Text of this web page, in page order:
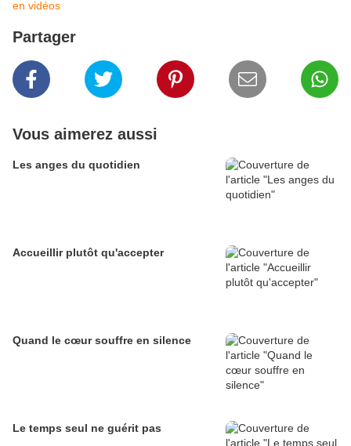
en vidéos
Partager
Vous aimerez aussi
Les anges du quotidien
Accueillir plutôt qu'accepter
Quand le cœur souffre en silence
Le temps seul ne guérit pas